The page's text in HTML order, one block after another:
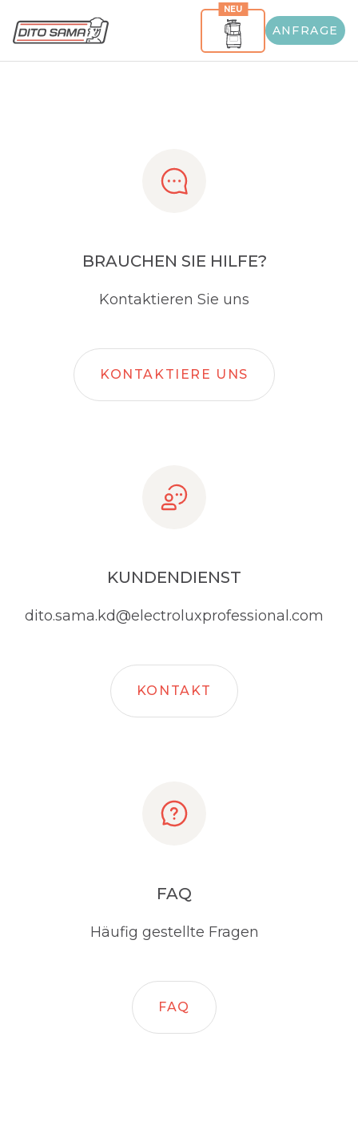
NEU
ANFRAGE
Share
BRAUCHEN SIE HILFE?
Kontaktieren Sie uns
KONTAKTIERE UNS
KUNDENDIENST
dito.sama.kd@electroluxprofessional.com
KONTAKT
FAQ
Häufig gestellte Fragen
FAQ